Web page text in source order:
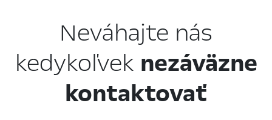
Neváhajte nás
kedykoľvek nezáväzne
kontaktovať